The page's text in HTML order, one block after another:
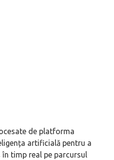
de platforma
artificială pentru a
timp real pe parcursul